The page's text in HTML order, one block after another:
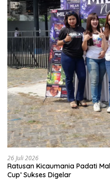
26 Juli 2026
Ratusan Kicaumania Padati
Cup’ Sukses Digelar